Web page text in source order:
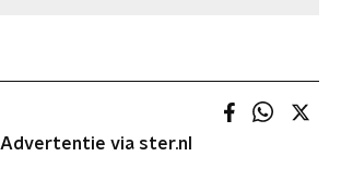
Advertentie via ster.nl